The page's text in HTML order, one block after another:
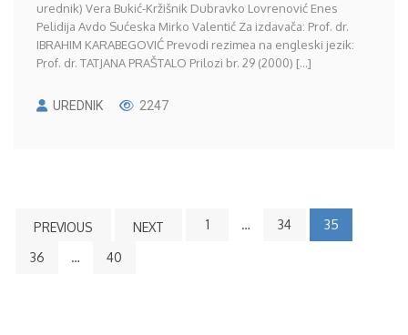
urednik) Vera Bukić-Kržišnik Dubravko Lovrenović Enes
Pelidija Avdo Sućeska Mirko Valentić Za izdavača: Prof. dr.
IBRAHIM KARABEGOVIĆ Prevodi rezimea na engleski jezik:
Prof. dr. TATJANA PRAŠTALO Prilozi br. 29 (2000) [...]
UREDNIK 2247
PREVIOUS NEXT 1 … 34 35
36 … 40